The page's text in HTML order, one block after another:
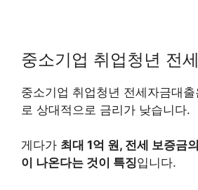
중소기업 취업청년 전
중소기업 취업청년 전세자금대
로 상대적으로 금리가 낮습니다.
게다가 최대 1억 원, 전세 보증금
이 나온다는 것이 특징입니다.